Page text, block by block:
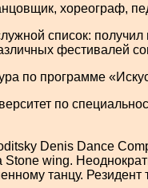
хореограф,
список:
фестивалей
по программе
по
Denis Dance
Stone wing.
танцу.